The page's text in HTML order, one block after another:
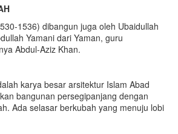
1536) dibangun juga oleh Ubaidullah
Yamani dari Yaman, guru
Abdul-Aziz Khan.
karya besar arsitektur Islam Abad
bangunan persegipanjang dengan
Ada selasar berkubah yang menuju lobi